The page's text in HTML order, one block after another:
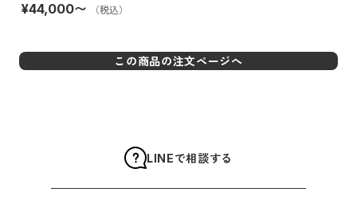
¥44,000〜 （税込）
この商品の注文ページへ
LINEで相談する